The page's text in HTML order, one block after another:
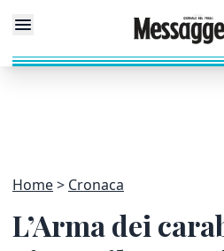
Home Cronaca
L’Arma dei